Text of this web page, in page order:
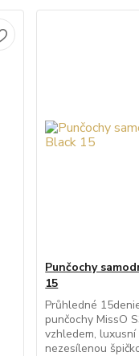
Punčochy
15
Průhledné
punčochy MissO
vzhledem,
nezesílenou